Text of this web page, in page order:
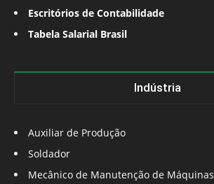
Escritórios de Contabilidade
Tabela Salarial Brasil
Indústria
Auxiliar de Produção
Soldador
Mecânico de Manutenção de Máquinas